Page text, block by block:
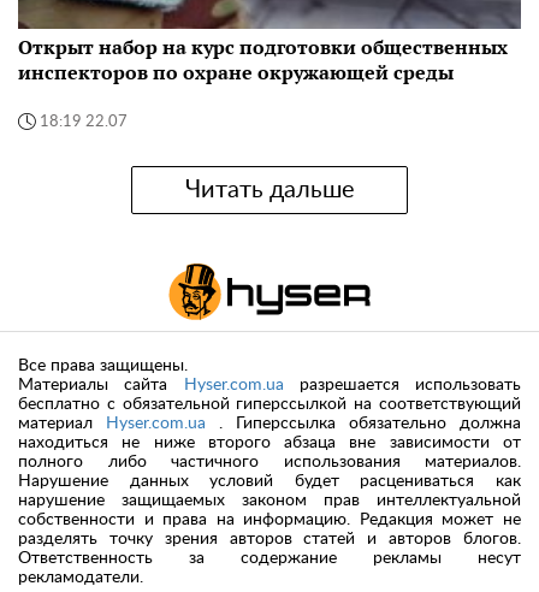
Открыт набор на курс подготовки общественных
инспекторов по охране окружающей среды
18:19 22.07
Читать дальше
Все права защищены.
Материалы сайта
Hyser.com.ua разрешается использовать
бесплатно с обязательной гиперссылкой на соответствующий
материал
Hyser.com.ua . Гиперссылка обязательно должна
находиться не ниже второго абзаца вне зависимости от
полного либо частичного использования материалов.
Нарушение данных условий будет расцениваться как
нарушение защищаемых законом прав интеллектуальной
собственности и права на информацию. Редакция может не
разделять точку зрения авторов статей и авторов блогов.
Ответственность за содержание рекламы несут
рекламодатели.